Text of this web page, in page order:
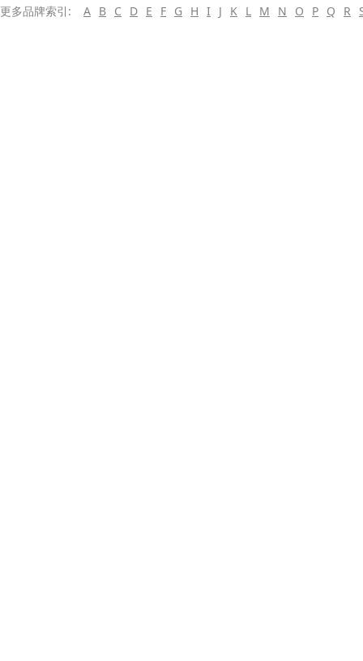
更多品牌索引:
A B C D E F G H I J K L M N O P Q R